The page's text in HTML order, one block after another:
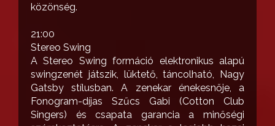
közönség.
21:00
Stereo Swing
A Stereo Swing formáció elektronikus alapú
swingzenét játszik, lüktető, táncolható, Nagy
Gatsby stílusban. A zenekar énekesnője, a
Fonogram-díjas Szűcs Gabi (Cotton Club
Singers) és csapata garancia a minőségi